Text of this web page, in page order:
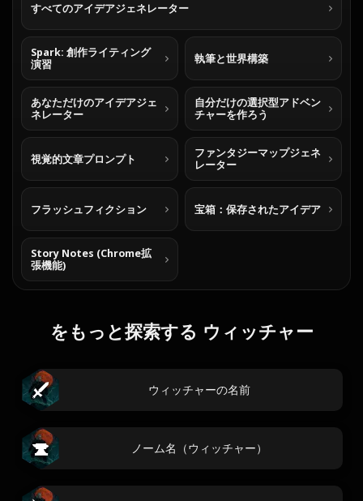
すべてのアイデアジェネレーター
Spark: 創作ライティング
演習
執筆と世界構築
あなただけのアイデアジェ
ネレーター
自分だけの選択型アドベン
チャーを作ろう
視覚的文章プロンプト
ファンタジーマップジェネ
レーター
フラッシュフィクション 宝箱：保存されたアイデア
Story Notes (Chrome拡
張機能)
をもっと探索する ウィッチャー
ウィッチャーの名前
ノーム名（ウィッチャー）